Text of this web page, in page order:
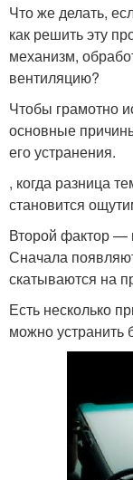
Что же делать,
как решить эту
механизм,
вентиляцию?
Чтобы грамотно
основные
его устранения.
, когда разница
становится
Второй фактор —
Сначала
скатываются на
Есть несколько
можно устранить